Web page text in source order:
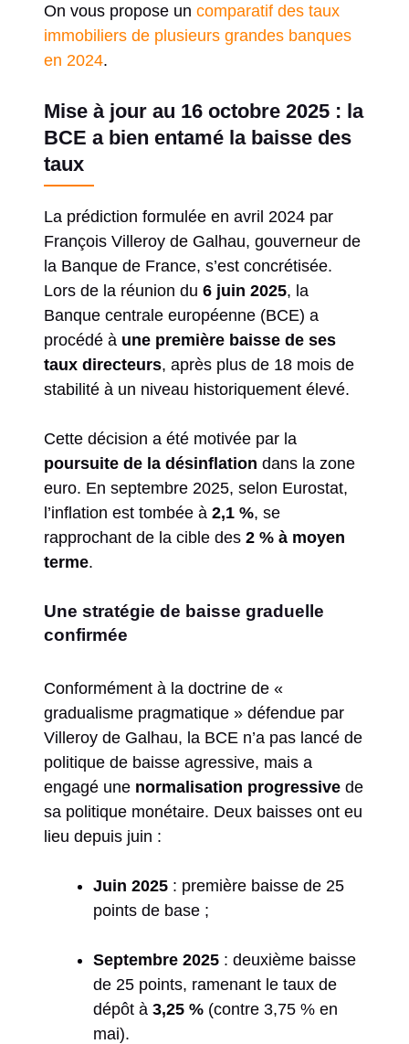
On vous propose un comparatif des taux
immobiliers de plusieurs grandes banques
en 2024.
Mise à jour au 16 octobre 2025 : la
BCE a bien entamé la baisse des
taux
La prédiction formulée en avril 2024 par
François Villeroy de Galhau, gouverneur de
la Banque de France, s’est concrétisée.
Lors de la réunion du 6 juin 2025, la
Banque centrale européenne (BCE) a
procédé à une première baisse de ses
taux directeurs, après plus de 18 mois de
stabilité à un niveau historiquement élevé.
Cette décision a été motivée par la
poursuite de la désinflation dans la zone
euro. En septembre 2025, selon Eurostat,
l’inflation est tombée à 2,1 %, se
rapprochant de la cible des 2 % à moyen
terme.
Une stratégie de baisse graduelle
confirmée
Conformément à la doctrine de «
gradualisme pragmatique » défendue par
Villeroy de Galhau, la BCE n’a pas lancé de
politique de baisse agressive, mais a
engagé une normalisation progressive de
sa politique monétaire. Deux baisses ont eu
lieu depuis juin :
Juin 2025 : première baisse de 25
points de base ;
Septembre 2025 : deuxième baisse
de 25 points, ramenant le taux de
dépôt à 3,25 % (contre 3,75 % en
mai).